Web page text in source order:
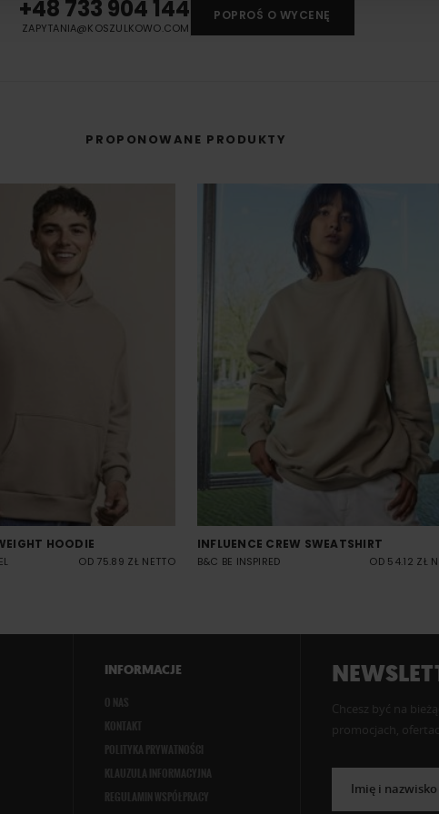
+48 733 904 144
ZAPYTANIA@KOSZULKOWO.COM
POPROŚ O WYCENĘ
PROPONOWANE PRODUKTY
HOODIE
OD 75.89 ZŁ NETTO
INFLUENCE CREW SWEATSHIRT
B&C BE INSPIRED OD 54.12 ZŁ
INFORMACJE
O NAS
KONTAKT
POLITYKA PRYWATNOŚCI
KLAUZULA INFORMACYJNA
REGULAMIN WSPÓŁPRACY
Chcesz być na
promocjach,
Imię i nazwisko